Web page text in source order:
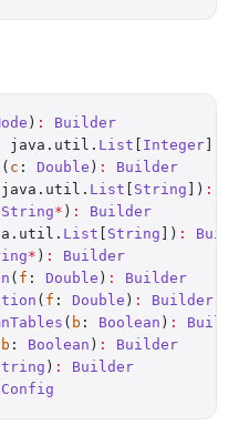
) :
Builder
java.util. List Integer
( c : Double ) :
Builder
List String ]) :
String* ) :
Builder
List String ]) :
* ) :
Builder
( f : Double ) :
Builder
( f : Double ) :
Builder
( b : Boolean ) :
b : Boolean ) :
Builder
) :
Builder